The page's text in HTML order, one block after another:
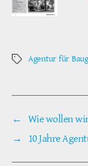
Schlagwörter
Agentur für
← Wie wollen
→
10 Jahre